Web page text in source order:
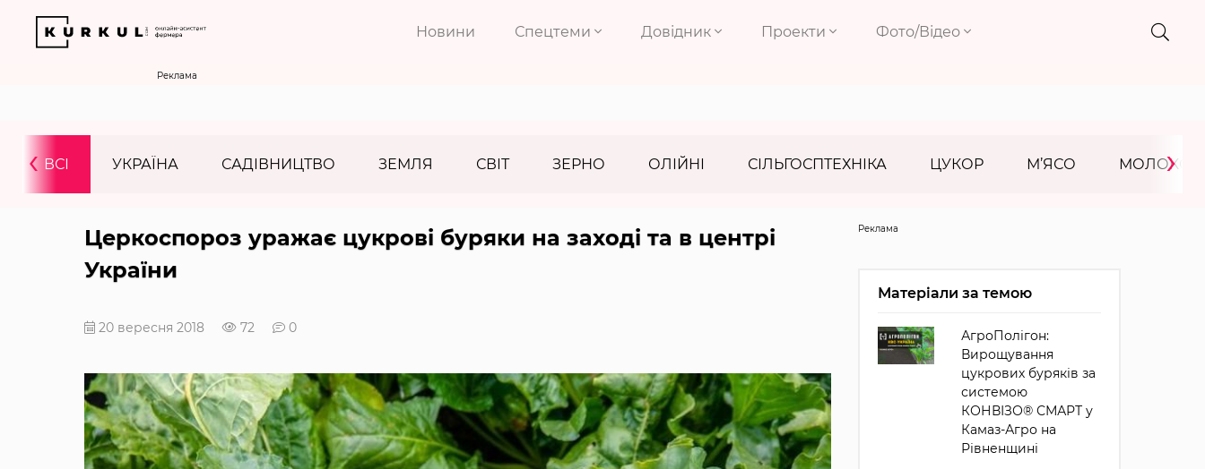
Новини Спецтеми Довідник Проекти Фото/Відео
Реклама
ВСІ УКРАЇНА САДІВНИЦТВО ЗЕМЛЯ СВІТ ЗЕРНО ОЛІЙНІ СІЛЬГОСПТЕХНІКА ЦУКОР М’ЯСО МОЛОКО
‹ ›
Церкоспороз уражає цукрові буряки на заході та в центрі
України
20 вересня 2018 72 0
Реклама
Матеріали за темою
АгроПолігон:
Вирощування
цукрових буряків за
системою
КОНВІЗО® СМАРТ у
Камаз-Агро на
Рівненщині